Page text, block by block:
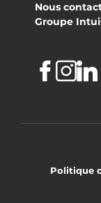
Nous
Groupe
Politique